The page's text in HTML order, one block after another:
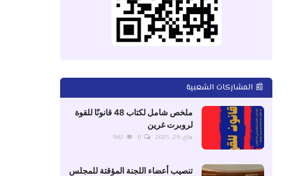
📰 المشاركات الشعبية
ملخص شامل لكتاب 48 قانونًا للقوة
لروبرت غرين
ماي 29, 2025
0
942
تنصيب أعضاء اللجنة المؤقتة للمجلس